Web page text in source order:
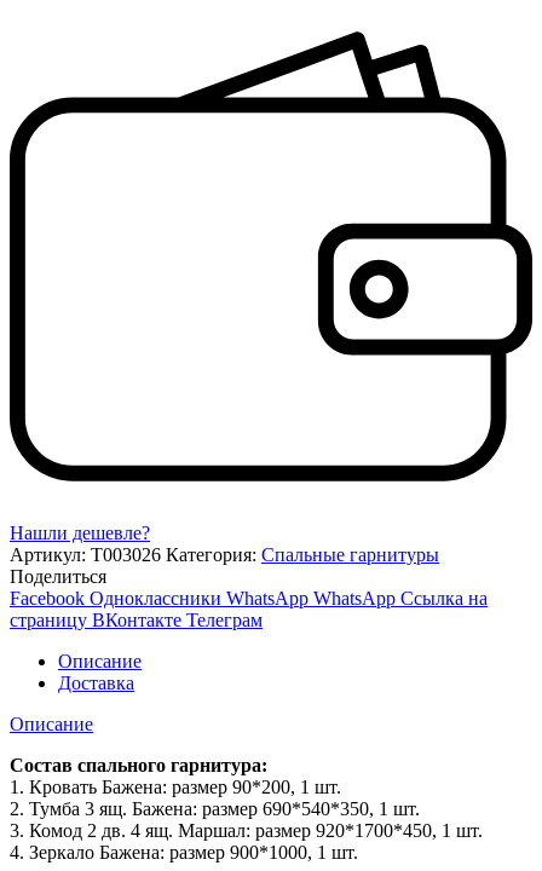
Нашли дешевле?
Артикул: Т003026 Категория: Спальные гарнитуры
Поделиться
Facebook Одноклассники WhatsApp WhatsApp Ссылка на
страницу ВКонтакте Телеграм
Описание
Доставка
Описание
Состав спального гарнитура:
1. Кровать Бажена: размер 90*200, 1 шт.
2. Тумба 3 ящ. Бажена: размер 690*540*350, 1 шт.
3. Комод 2 дв. 4 ящ. Маршал: размер 920*1700*450, 1 шт.
4. Зеркало Бажена: размер 900*1000, 1 шт.